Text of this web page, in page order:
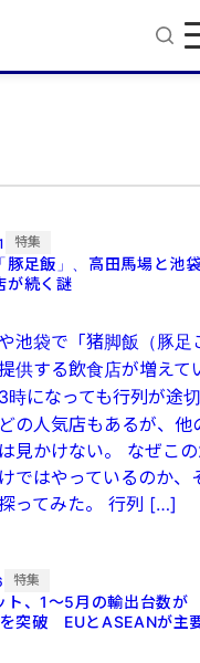
特集
豚足飯」、高田馬場と池
が続く謎
池袋で「猪脚飯（豚足
供する飲食店が増えて
時になっても行列が途切
の人気店もあるが、他
見かけない。 なぜこ
ではやっているのか、
ってみた。 行列 […]
特集
ト、1～5月の輸出台数が
突破 EUとASEANが主